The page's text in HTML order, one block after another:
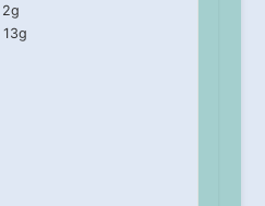
2g
13g